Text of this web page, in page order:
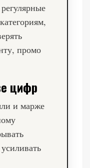
промо
цифр
и марже